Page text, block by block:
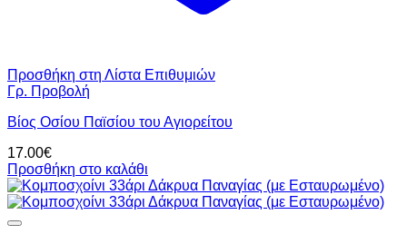
Προσθήκη στη Λίστα Επιθυμιών
Γρ. Προβολή
Βίος Οσίου Παϊσίου του Αγιορείτου
17.00€
Προσθήκη στο καλάθι